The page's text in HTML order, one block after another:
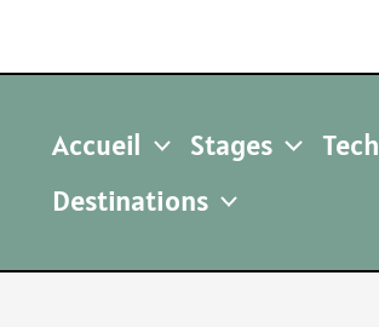
Accueil Stages
Destinations